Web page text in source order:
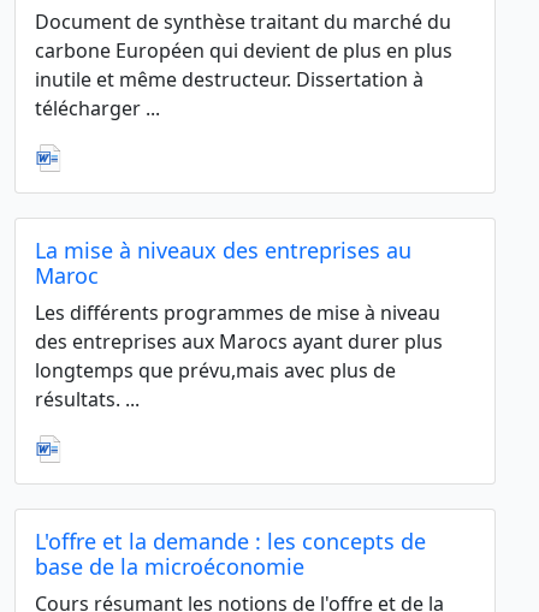
Document de synthèse traitant du marché du
carbone Européen qui devient de plus en plus
inutile et même destructeur. Dissertation à
télécharger ...
La mise à niveaux des entreprises au
Maroc
Les différents programmes de mise à niveau
des entreprises aux Marocs ayant durer plus
longtemps que prévu,mais avec plus de
résultats. ...
L'offre et la demande : les concepts de
base de la microéconomie
Cours résumant les notions de l'offre et de la